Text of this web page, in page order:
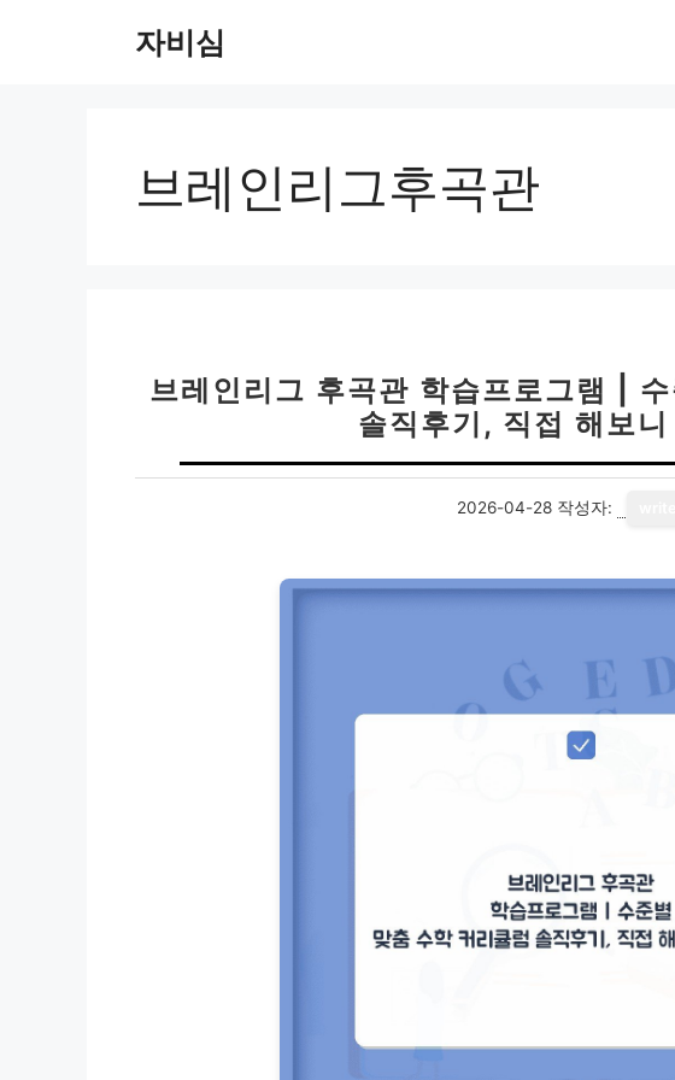
자비심
브레인리그후곡관
브레인리그 후곡관 학습프로그램 |
솔직후기, 직접 해보
2026-04-28 작성자: